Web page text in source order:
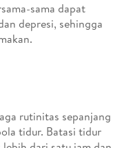
sama dapat
depresi, sehingga
rutinitas sepanjang
tidur. Batasi tidur